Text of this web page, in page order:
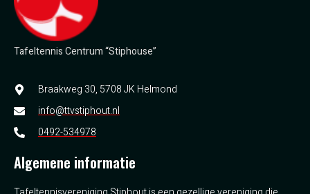
Tafeltennis Centrum “Stiphouse”
Braakweg 30, 5708 JK Helmond
info@ttvstiphout.nl
0492-534978
Algemene informatie